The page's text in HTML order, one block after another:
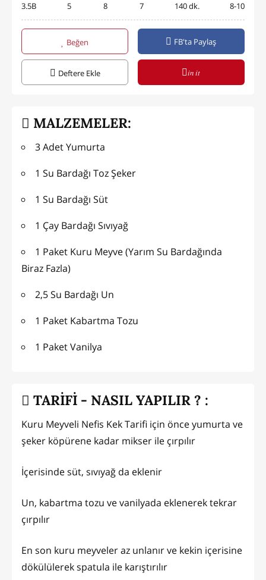
3.5B 5 8 7 140 dk. 8-10
Beğen FB'ta Paylaş
Deftere Ekle in it
MALZEMELER:
3 Adet Yumurta
1 Su Bardağı Toz Şeker
1 Su Bardağı Süt
1 Çay Bardağı Sıvıyağ
1 Paket Kuru Meyve (Yarım Su Bardağında
Biraz Fazla)
2,5 Su Bardağı Un
1 Paket Kabartma Tozu
1 Paket Vanilya
TARİFİ - NASIL YAPILIR ? :
Kuru Meyveli Nefis Kek Tarifi için önce yumurta ve
şeker köpürene kadar mikser ile çırpılır
İçerisinde süt, sıvıyağ da eklenir
Un, kabartma tozu ve vanilyada eklenerek tekrar
çırpılır
En son kuru meyveler az unlanır ve kekin içerisine
dökülülerek spatula ile karıştırılır